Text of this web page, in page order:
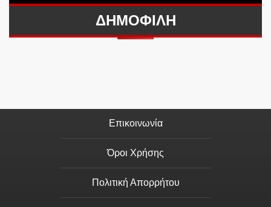
ΔΗΜΟΦΙΛΗ
Επικοινωνία
Όροι Χρήσης
Πολιτική Απορρήτου